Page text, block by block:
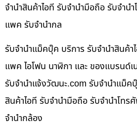
จำนำสินค้าไอที รับจำนำมือถือ รับจำน
แพค รับจำนำกล
รับจำนำแม็คบุ๊ค บริการ รับจำนำสินค้า
แพค ไอโฟน นาฬิกา และ ของแบรนด์
รับจํานําแจ้งวัฒนะ.com รับจำนำแม็ค
สินค้าไอที รับจำนำมือถือ รับจำนำโทร
จำนำกล้อง